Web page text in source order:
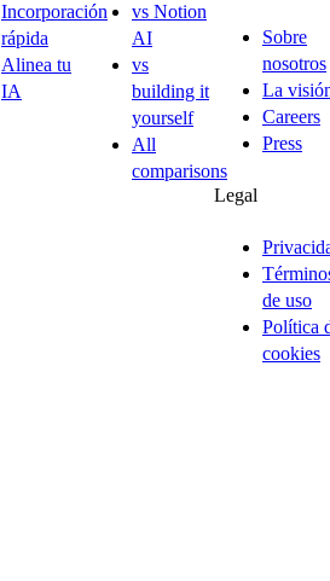
Incorporación
rápida
Alinea tu
IA
vs Notion
AI
vs
building it
yourself
All
comparisons
Sobre
nosotros
La
Careers
Press
Legal
de uso
Política
cookies